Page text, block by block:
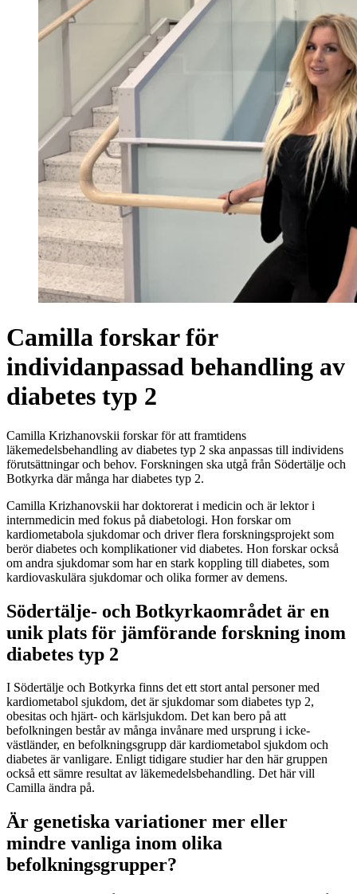
Camilla forskar för
individanpassad behandling av
diabetes typ 2
Camilla Krizhanovskii forskar för att framtidens
läkemedelsbehandling av diabetes typ 2 ska anpassas till individens
förutsättningar och behov. Forskningen ska utgå från Södertälje och
Botkyrka där många har diabetes typ 2.
Camilla Krizhanovskii har doktorerat i medicin och är lektor i
internmedicin med fokus på diabetologi. Hon forskar om
kardiometabola sjukdomar och driver flera forskningsprojekt som
berör diabetes och komplikationer vid diabetes. Hon forskar också
om andra sjukdomar som har en stark koppling till diabetes, som
kardiovaskulära sjukdomar och olika former av demens.
Södertälje- och Botkyrkaområdet är en
unik plats för jämförande forskning inom
diabetes typ 2
I Södertälje och Botkyrka finns det ett stort antal personer med
kardiometabol sjukdom, det är sjukdomar som diabetes typ 2,
obesitas och hjärt- och kärlsjukdom. Det kan bero på att
befolkningen består av många invånare med ursprung i icke-
västländer, en befolkningsgrupp där kardiometabol sjukdom och
diabetes är vanligare. Enligt tidigare studier har den här gruppen
också ett sämre resultat av läkemedelsbehandling. Det här vill
Camilla ändra på.
Är genetiska variationer mer eller
mindre vanliga inom olika
befolkningsgrupper?